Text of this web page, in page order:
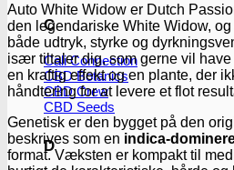
C
Cali Connection
CBD Botanics
CBD Crew
CBD Seeds
D
Auto White Widow er Dutch
den legendariske White Widow,
både udtryk, styrke og
især tiltaler dig, som gerne vil
en kraftig effekt og en plante, der
håndtering for at levere et flot
Genetisk er den bygget på den
beskrives som en indica-
format. Væksten er kompakt til